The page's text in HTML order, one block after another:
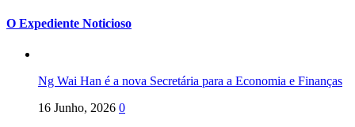
O Expediente Noticioso
Ng Wai Han é a nova Secretária para a Economia e Finanças
16 Junho, 2026 0